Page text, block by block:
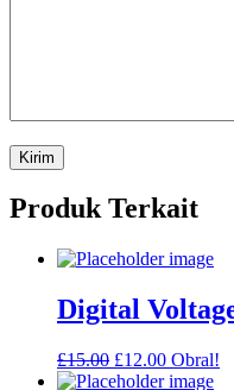
Produk Terkait
Digital
£15.00 Harga
aslinya
£12.00Harga
saat
Obral!